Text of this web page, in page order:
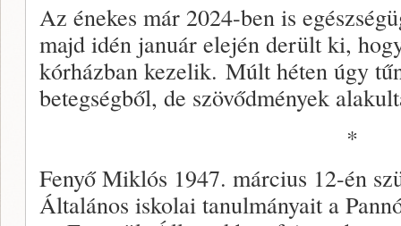
Az énekes már 2024-ben is
majd idén január elején derült ki,
kórházban kezelik. Múlt héten úgy
betegségből, de szövődmények
*
Fenyő Miklós 1947. március 12-én
Általános iskolai tanulmányait a